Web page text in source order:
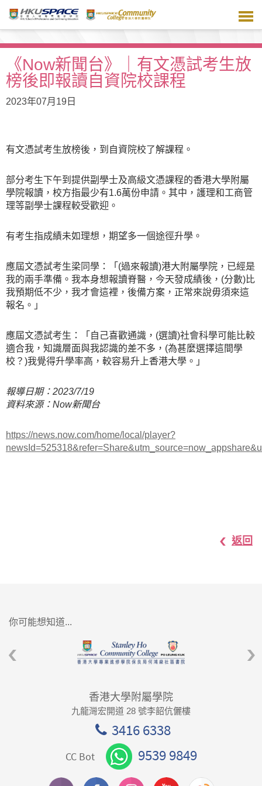
主
《Now新聞台》｜有文憑試考生放
榜後即報讀自資院校課程
2023年07月19日
有文憑試考生放榜後，到自資院校了解課程。
部分考生下午到提供副學士及高級文憑課程的香港大學附屬
學院報讀，校方指最少有1.6萬份申請。其中，護理和工商管
理等副學士課程較受歡迎。
有考生指成績未如理想，期望多一個途徑升學。
應屆文憑試考生梁同學：「(過來報讀)港大附屬學院，已經是
我的兩手準備。我本身想報讀脊醫，今天發成績後，(分數)比
我預期低不少，我才會這裡，後備方案，正常來說毋須來這
報名。」
應屆文憑試考生：「自己喜歡通識，(選讀)社會科學可能比較
適合我，知識層面與我認識的差不多，(為甚麼選擇這間學
校？)我覺得升學率高，較容易升上香港大學。」
報導日期：2023/7/19
資料來源：Now新聞台
https://news.now.com/home/local/player?
返回
你可能想知道...
香港大學附屬學院
九龍灣宏開道 28 號李韶伉儷樓
3416 6338
CC Bot 9539 9849